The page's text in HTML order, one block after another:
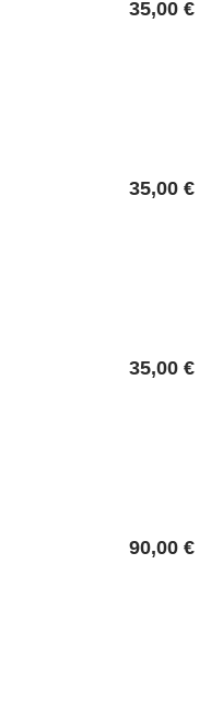
35,00 €
35,00 €
35,00 €
90,00 €